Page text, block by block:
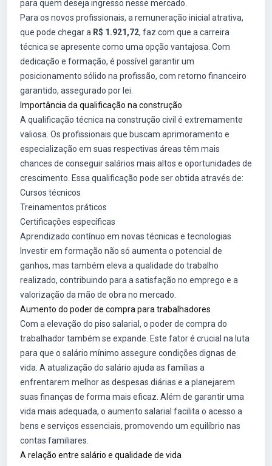
para quem deseja ingresso nesse mercado.
Para os novos profissionais, a remuneração inicial atrativa,
que pode chegar a R$ 1.921,72, faz com que a carreira
técnica se apresente como uma opção vantajosa. Com
dedicação e formação, é possível garantir um
posicionamento sólido na profissão, com retorno financeiro
garantido, assegurado por lei.
Importância da qualificação na construção
A qualificação técnica na construção civil é extremamente
valiosa. Os profissionais que buscam aprimoramento e
especialização em suas respectivas áreas têm mais
chances de conseguir salários mais altos e oportunidades de
crescimento. Essa qualificação pode ser obtida através de:
Cursos técnicos
Treinamentos práticos
Certificações específicas
Aprendizado contínuo em novas técnicas e tecnologias
Investir em formação não só aumenta o potencial de
ganhos, mas também eleva a qualidade do trabalho
realizado, contribuindo para a satisfação no emprego e a
valorização da mão de obra no mercado.
Aumento do poder de compra para trabalhadores
Com a elevação do piso salarial, o poder de compra do
trabalhador também se expande. Este fator é crucial na luta
para que o salário mínimo assegure condições dignas de
vida. A atualização do salário ajuda as famílias a
enfrentarem melhor as despesas diárias e a planejarem
suas finanças de forma mais eficaz. Além de garantir uma
vida mais adequada, o aumento salarial facilita o acesso a
bens e serviços essenciais, promovendo um equilíbrio nas
contas familiares.
A relação entre salário e qualidade de vida